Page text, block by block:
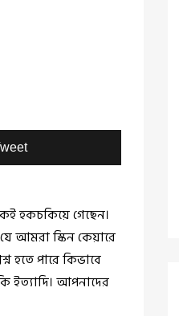
হকচকিয়ে গেছেন।
আমরা স্কিন কেয়ারে
হতে পারে কিভাবে
ইত্যাদি। আপনাদের